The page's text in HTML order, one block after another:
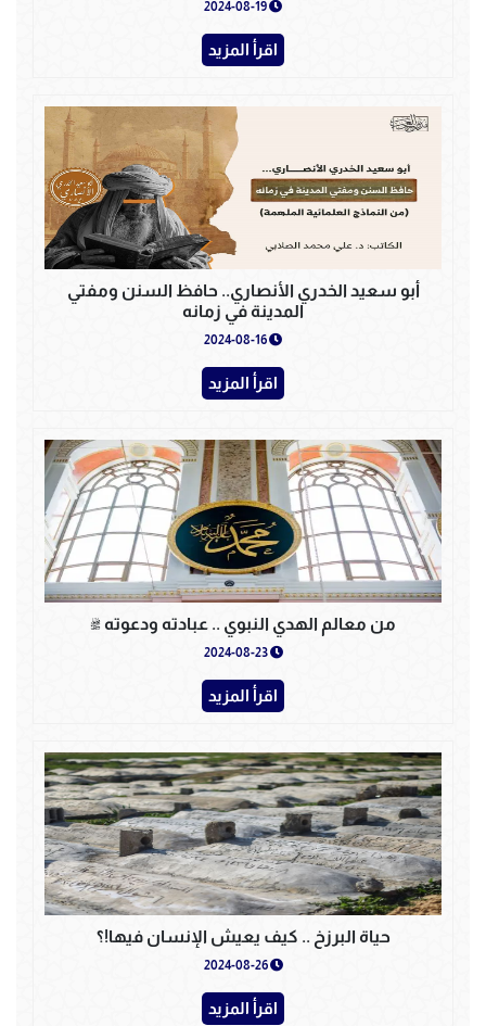
اقرأ المزيد
أبو سعيد الخدري الأنصاري.. حافظ السنن ومفتي
المدينة في زمانه
اقرأ المزيد
من معالم الهدي النبوي .. عبادته ودعوته ﷺ
2024-08-23
اقرأ المزيد
حياة البرزخ .. كيف يعيش الإنسان فيها!؟
2024-08-26
اقرأ المزيد